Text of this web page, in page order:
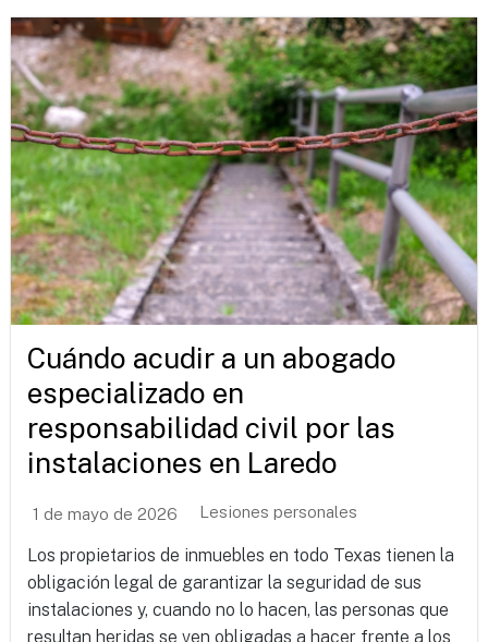
Cuándo acudir a un abogado
especializado en
responsabilidad civil por las
instalaciones en Laredo
1 de mayo de 2026 Lesiones personales
Los propietarios de inmuebles en todo Texas tienen la
obligación legal de garantizar la seguridad de sus
instalaciones y, cuando no lo hacen, las personas que
resultan heridas se ven obligadas a hacer frente a los